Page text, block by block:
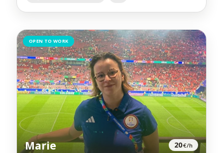
OPEN TO WORK
Marie 20€/h